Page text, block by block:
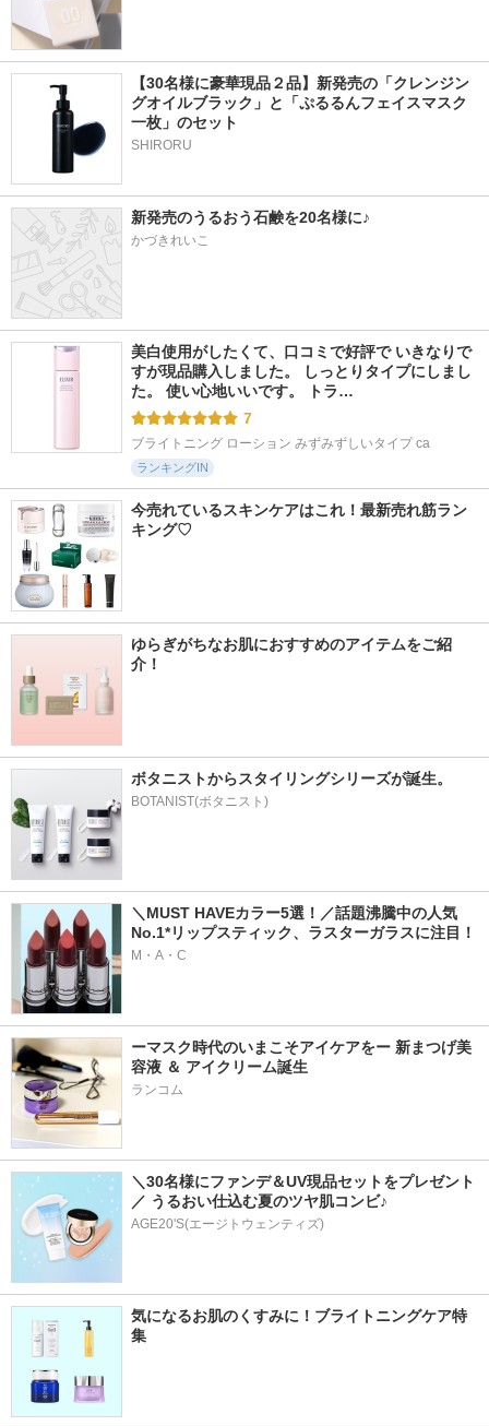
【30名様に豪華現品２品】新発売の「クレンジン
グオイルブラック」と「ぷるるんフェイスマスク
一枚」のセット
SHIRORU
新発売のうるおう石鹸を20名様に♪
かづきれいこ
美白使用がしたくて、口コミで好評で いきなりで
すが現品購入しました。 しっとりタイプにしまし
た。 使い心地いいです。 トラ…
7
ブライトニング ローション みずみずしいタイプ ca
ランキングIN
今売れているスキンケアはこれ！最新売れ筋ラン
キング♡
ゆらぎがちなお肌におすすめのアイテムをご紹
介！
ボタニストからスタイリングシリーズが誕生。
BOTANIST(ボタニスト)
＼MUST HAVEカラー5選！／話題沸騰中の人気
No.1*リップスティック、ラスターガラスに注目！
M・A・C
ーマスク時代のいまこそアイケアをー 新まつげ美
容液 ＆ アイクリーム誕生
ランコム
＼30名様にファンデ＆UV現品セットをプレゼント
／ うるおい仕込む夏のツヤ肌コンビ♪
AGE20'S(エージトウェンティズ)
気になるお肌のくすみに！ブライトニングケア特
集